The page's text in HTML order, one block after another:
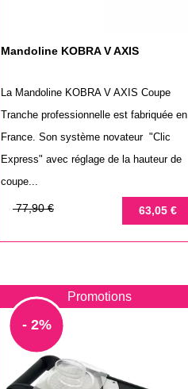
Mandoline KOBRA V AXIS
La Mandoline KOBRA V AXIS Coupe
Tranche professionnelle est fabriquée en
France. Son système novateur "Clic
Express" avec réglage de la hauteur de
coupe...
Prix
77,90 €
Prix 63,05 €
Promotions
- 2%